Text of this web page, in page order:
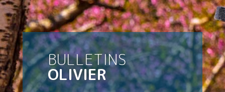
BULLETINS
OLIVIER